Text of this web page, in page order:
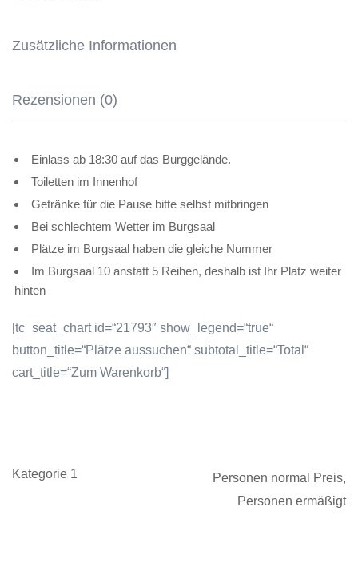
Zusätzliche Informationen
Rezensionen (0)
Einlass ab 18:30 auf das Burggelände.
Toiletten im Innenhof
Getränke für die Pause bitte selbst mitbringen
Bei schlechtem Wetter im Burgsaal
Plätze im Burgsaal haben die gleiche Nummer
Im Burgsaal 10 anstatt 5 Reihen, deshalb ist Ihr Platz weiter
hinten
[tc_seat_chart id=“21793″ show_legend=“true“
button_title=“Plätze aussuchen“ subtotal_title=“Total“
cart_title=“Zum Warenkorb“]
Kategorie 1
Personen normal Preis,
Personen ermäßigt